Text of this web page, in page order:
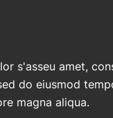
s'asseu amet,
do eiusmod
magna aliqua.